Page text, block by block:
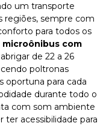
um transporte
regiões, sempre com
para todos os
microônibus com
de 22 a 26
poltronas
oportuna para cada
durante todo o
com som ambiente
ter acessibilidade para